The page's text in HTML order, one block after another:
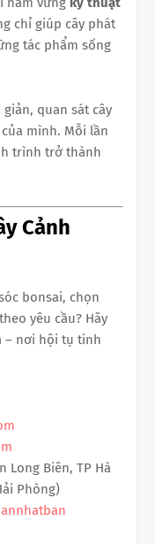
chỉ giúp cây phát
tác phẩm sống
quan sát cây
mình. Mỗi lần
trình trở thành
Cảnh
bonsai, chọn
yêu cầu? Hãy
– nơi hội tụ tinh
Long Biên, TP Hà
Phòng)